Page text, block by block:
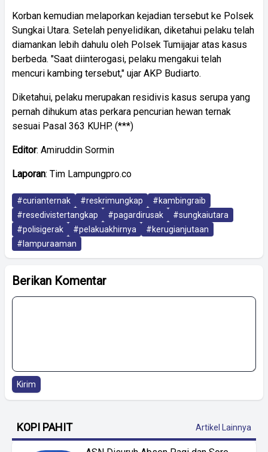
Korban kemudian melaporkan kejadian tersebut ke Polsek
Sungkai Utara. Setelah penyelidikan, diketahui pelaku telah
diamankan lebih dahulu oleh Polsek Tumijajar atas kasus
berbeda. "Saat diinterogasi, pelaku mengakui telah
mencuri kambing tersebut," ujar AKP Budiarto.
Diketahui, pelaku merupakan residivis kasus serupa yang
pernah dihukum atas perkara pencurian hewan ternak
sesuai Pasal 363 KUHP. (***)
Editor: Amiruddin Sormin
Laporan: Tim Lampungpro.co
#curianternak #reskrimungkap
#kambingraib
#resedivistertangkap
#pagardirusak
#sungkaiutara
#polisigerak
#pelakuakhirnya
#kerugianjutaan
#lampuraaman
Berikan Komentar
Kirim
KOPI PAHIT Artikel Lainnya